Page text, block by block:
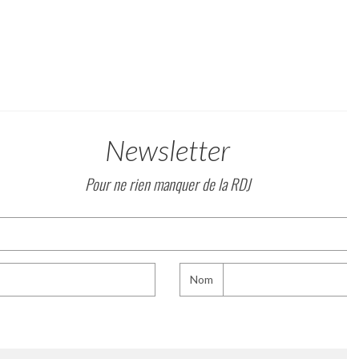
Newsletter
Pour ne rien manquer de la RDJ
Nom